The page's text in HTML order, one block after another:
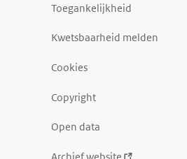
Toegankelijkheid
Kwetsbaarheid melden
Cookies
Copyright
Open data